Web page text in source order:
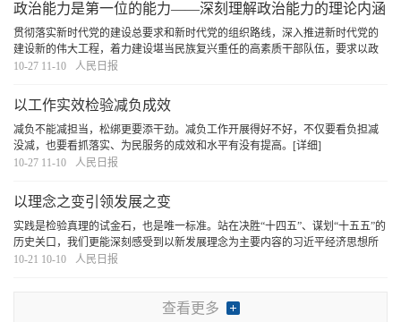
政治能力是第一位的能力——深刻理解政治能力的理论内涵
与创新贡献
贯彻落实新时代党的建设总要求和新时代党的组织路线，深入推进新时代党的
建设新的伟大工程，着力建设堪当民族复兴重任的高素质干部队伍，要求以政
治建设统领党的建设各项工作，不断提高各级党组织和广大党员干部的政治判
10-27 11-10 人民日报
以工作实效检验减负成效
减负不能减担当，松绑更要添干劲。减负工作开展得好不好，不仅要看负担减
没减，也要看抓落实、为民服务的成效和水平有没有提高。 [详细]
10-27 11-10
人民日报
以理念之变引领发展之变
实践是检验真理的试金石，也是唯一标准。站在决胜“十四五”、谋划“十五五”的
历史关口，我们更能深刻感受到以新发展理念为主要内容的习近平经济思想所
蕴含的真理力量和实践伟力。
10-21 10-10 人民日报
查看更多